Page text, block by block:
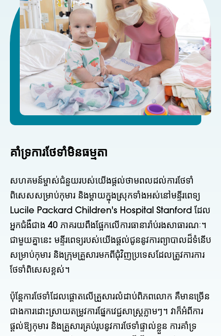
គាំទ្រការថែទាំមិនធម្មតា
សហគមន៍ម្ចាស់ជំនួយរបស់យើងផ្តល់ថាមពលដល់ការថែទាំ
ពិសេសសម្រាប់កុមារ និងម្តាយក្នុងស្រុកទាំងអស់នៅមន្ទីរពេទ្យ
Lucile Packard Children's Hospital Stanford ដែល
អ្នកជំងឺជាង 40 ភាគរយពឹងផ្អែកលើការធានារ៉ាប់រងសាធារណៈ។
ជាមួយគ្នានេះ មន្ទីរពេទ្យរបស់យើងផ្តល់ជូននូវការព្យាបាលដ៏ទំនើប
សម្រាប់កុមារ និងក្រុមគ្រួសារមកពីជុំវិញប្រទេសដែលត្រូវការការ
ថែទាំពិសេសខ្ពស់។
ប៉ុន្តែការថែទាំដែលផ្តោតលើគ្រួសារលំដាប់ពិភពលោក គឺមានច្រើន
ជាងការដោះស្រាយតម្រូវការផ្នែកវេជ្ជសាស្ត្រភ្លាមៗ។ វាក៏អំពីការ
ផ្តល់ឱ្យកុមារ និងគ្រួសារគ្រប់រូបនូវការថែទាំផ្ទាល់ខ្លួន ការគាំទ្រ